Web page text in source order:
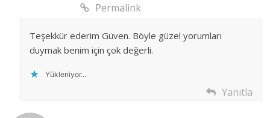
Permalink
Teşekkür ederim Güven. Böyle güzel yorumları
duymak benim için çok değerli.
Yükleniyor...
Yanıtla